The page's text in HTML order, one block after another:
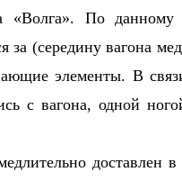
«Волга». По
за (середину вагона
элементы. В
с вагона, одной
доставлен